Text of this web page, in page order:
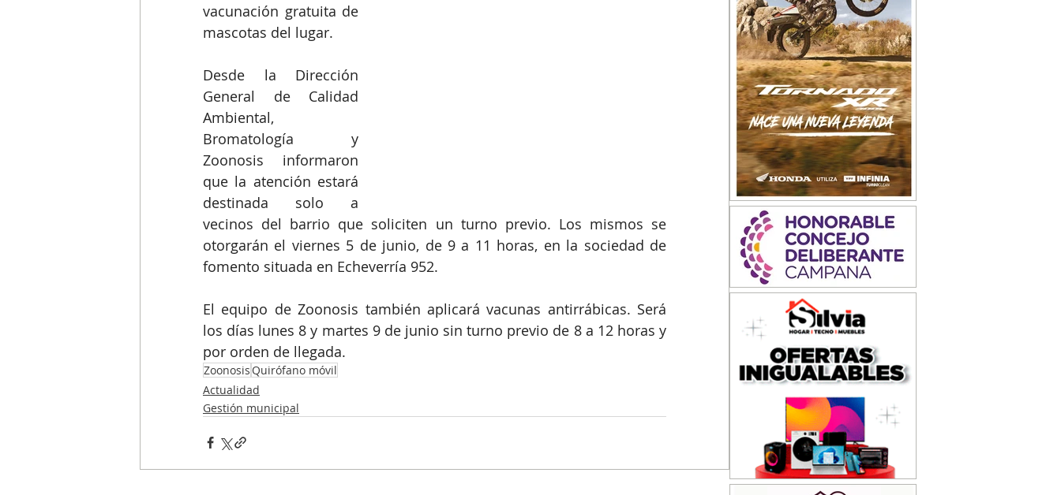
vacunación gratuita de
mascotas del lugar.
Desde la Dirección
General de Calidad
Ambiental,
Bromatología y
Zoonosis informaron
que la atención estará
destinada solo a
vecinos del barrio que soliciten un turno previo. Los mismos se
otorgarán el viernes 5 de junio, de 9 a 11 horas, en la sociedad de
fomento situada en Echeverría 952.
El equipo de Zoonosis también aplicará vacunas antirrábicas. Será
los días lunes 8 y martes 9 de junio sin turno previo de 8 a 12 horas y
por orden de llegada.
Zoonosis Quirófano móvil
Actualidad
Gestión municipal